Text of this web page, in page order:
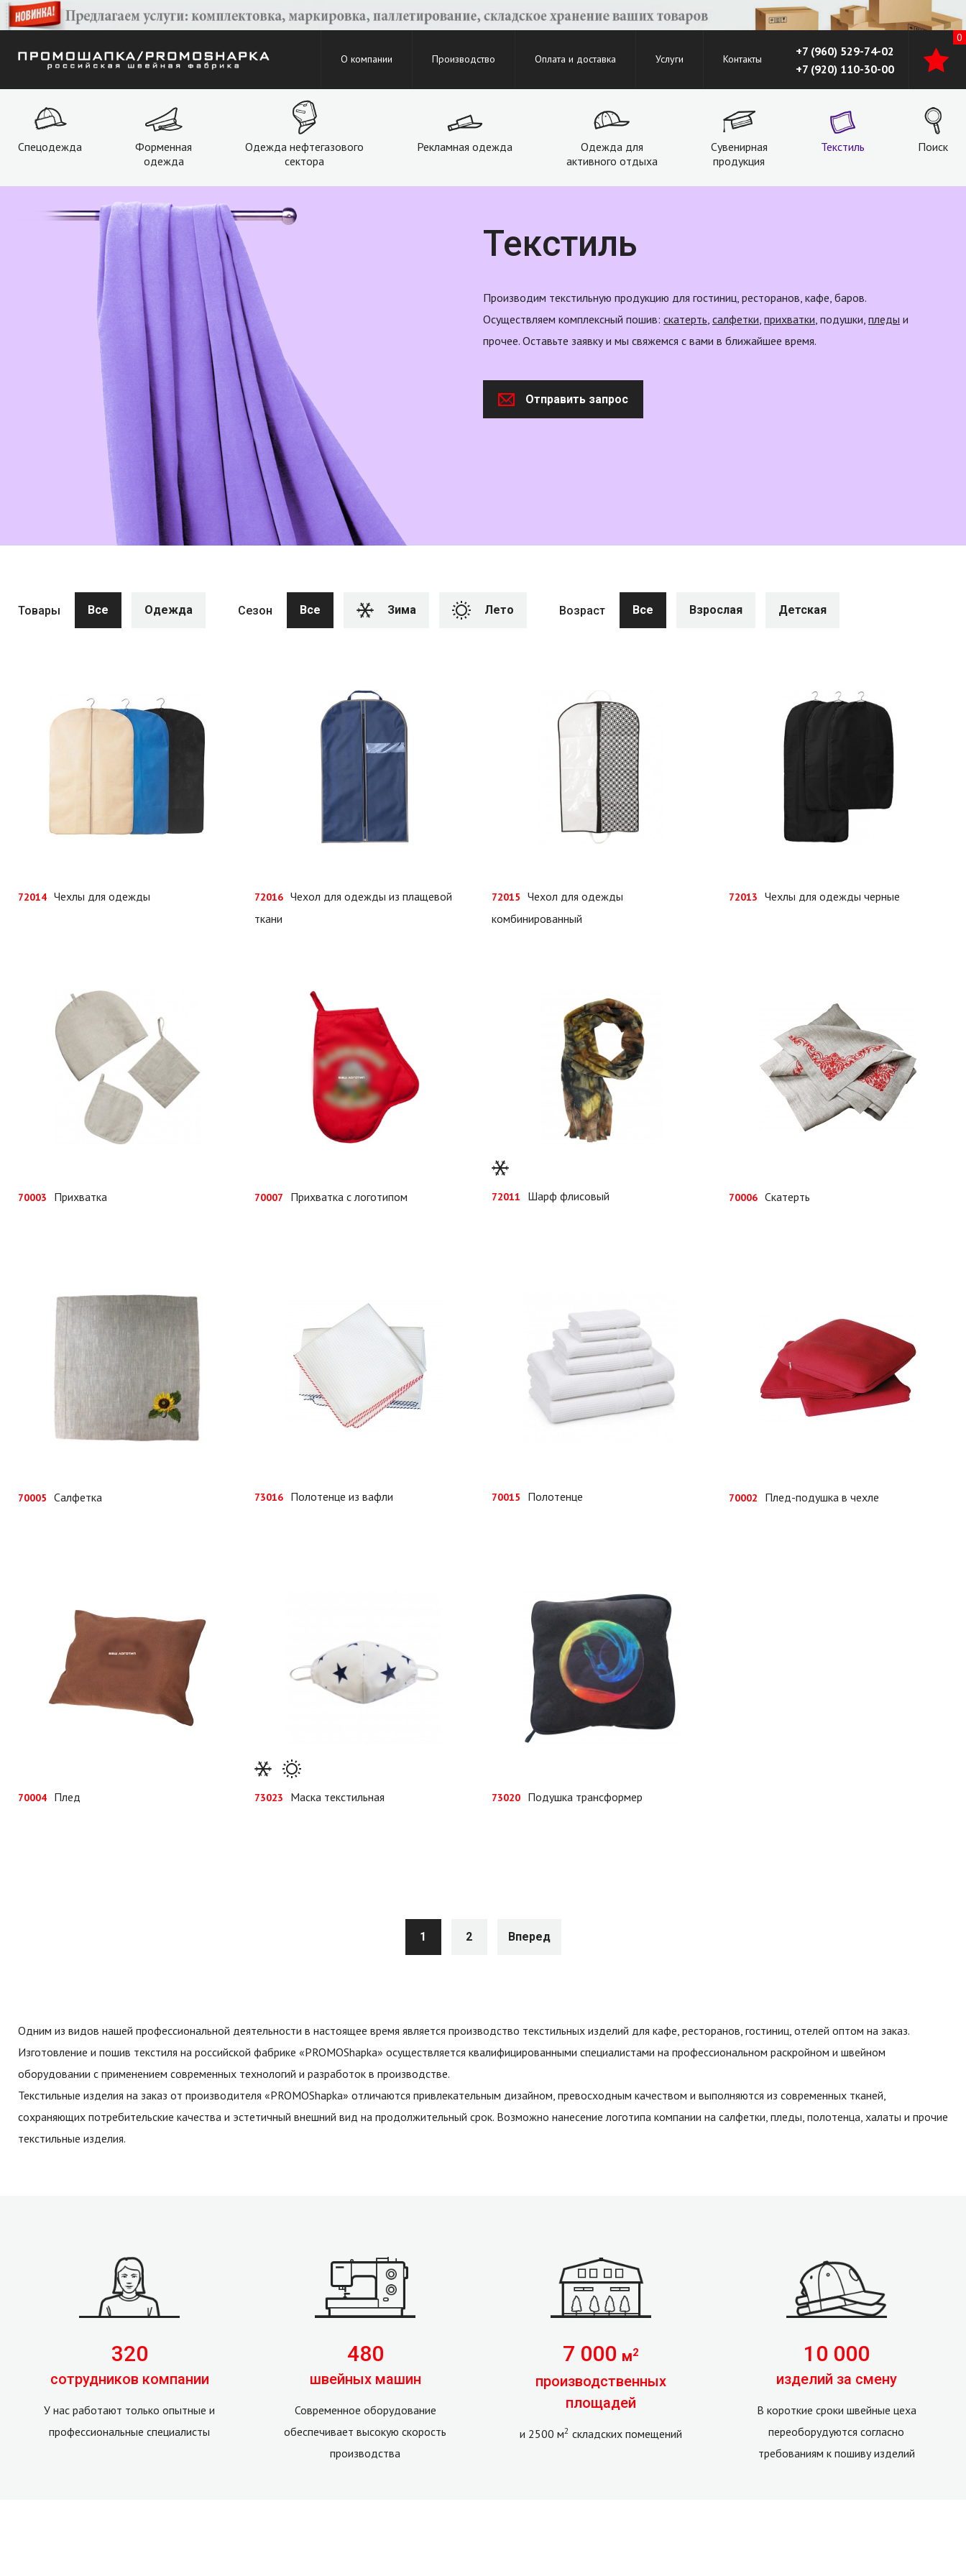
0
+7 (960) 529-74-02
+7 (920) 110-30-00
О компании Производство Оплата и доставка Услуги Контакты
Спецодежда
Форменная
одежда
Одежда нефтегазового
сектора
Рекламная одежда
Одежда для
активного отдыха
Сувенирная
продукция
Текстиль Поиск
Текстиль
Производим текстильную продукцию для гостиниц, ресторанов, кафе, баров.
Осуществляем комплексный пошив: скатерть, салфетки, прихватки, подушки, пледы и
прочее. Оставьте заявку и мы свяжемся с вами в ближайшее время.
Отправить запрос
Товары Все Одежда Сезон Все Зима Лето Возраст Все Взрослая Детская
72014 Чехлы для одежды 72016 Чехол для одежды из плащевой
ткани
72015
Чехол для одежды
комбинированный
72013 Чехлы для одежды черные
72011 Шарф флисовый
70003 Прихватка 70007 Прихватка с логотипом 70006 Скатерть
73016 Полотенце из вафли 70015 Полотенце
70005 Салфетка 70002 Плед-подушка в чехле
70004 Плед 73023 Маска текстильная 73020 Подушка трансформер
1 2 Вперед
Одним из видов нашей профессиональной деятельности в настоящее время является производство текстильных изделий для кафе, ресторанов, гостиниц, отелей оптом на заказ.
Изготовление и пошив текстиля на российской фабрике «PROMOShapka» осуществляется квалифицированными специалистами на профессиональном раскройном и швейном
оборудовании с применением современных технологий и разработок в производстве.
Текстильные изделия на заказ от производителя «PROMOShapka» отличаются привлекательным дизайном, превосходным качеством и выполняются из современных тканей,
сохраняющих потребительские качества и эстетичный внешний вид на продолжительный срок. Возможно нанесение логотипа компании на салфетки, пледы, полотенца, халаты и прочие
текстильные изделия.
320
сотрудников компании
У нас работают только опытные и
профессиональные специалисты
480
швейных машин
Современное оборудование
обеспечивает высокую скорость
производства
7 000 м2
производственных
площадей
и 2500 м2 складских помещений
10 000
изделий за смену
В короткие сроки швейные цеха
переоборудуются согласно
требованиям к пошиву изделий